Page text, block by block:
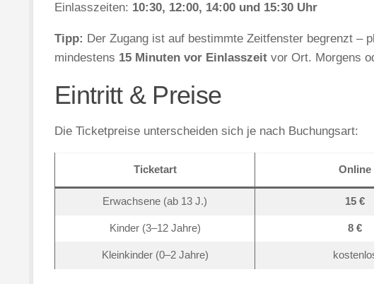
Einlasszeiten: 10:30, 12:00, 14:00 und 15:30 Uhr
Tipp: Der Zugang ist auf bestimmte Zeitfenster begrenzt –
mindestens 15 Minuten vor Einlasszeit vor Ort. Morgens
Eintritt & Preise
Die Ticketpreise unterscheiden sich je nach Buchungsart:
Ticketart Online
Erwachsene (ab 13 J.) 15 €
Kinder (3–12 Jahre) 8 €
Kleinkinder (0–2 Jahre)